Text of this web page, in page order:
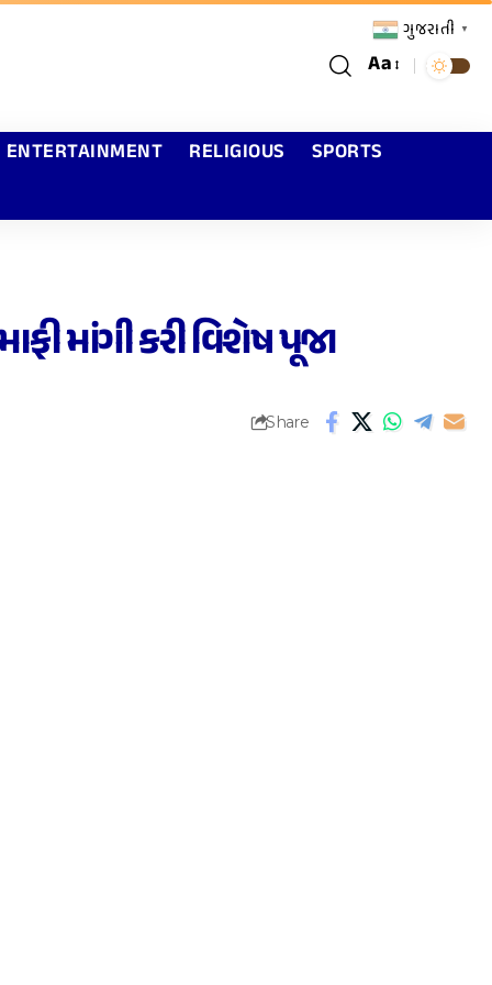
Aa
ENTERTAINMENT RELIGIOUS SPORTS
માંગી કરી વિશેષ પૂજા
Share
ગુજરાતી ▼